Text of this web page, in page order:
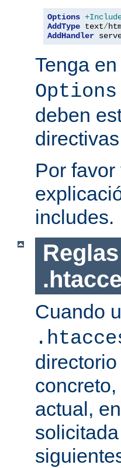
Options
AddType text/
AddHandler
Tenga
Options
deben
Por favor
includes.
Cuando
actual,